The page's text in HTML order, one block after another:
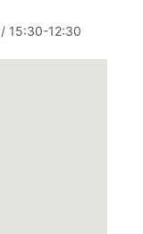
15:30-12:30